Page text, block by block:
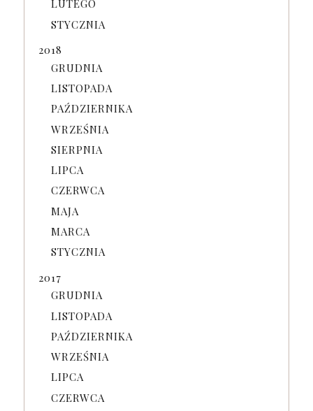
LUTEGO
STYCZNIA
2018
GRUDNIA
LISTOPADA
PAŹDZIERNIKA
WRZEŚNIA
SIERPNIA
LIPCA
CZERWCA
MAJA
MARCA
STYCZNIA
2017
GRUDNIA
LISTOPADA
PAŹDZIERNIKA
WRZEŚNIA
LIPCA
CZERWCA